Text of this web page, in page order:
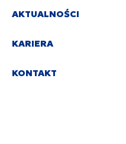
AKTUALNOŚCI
KARIERA
KONTAKT